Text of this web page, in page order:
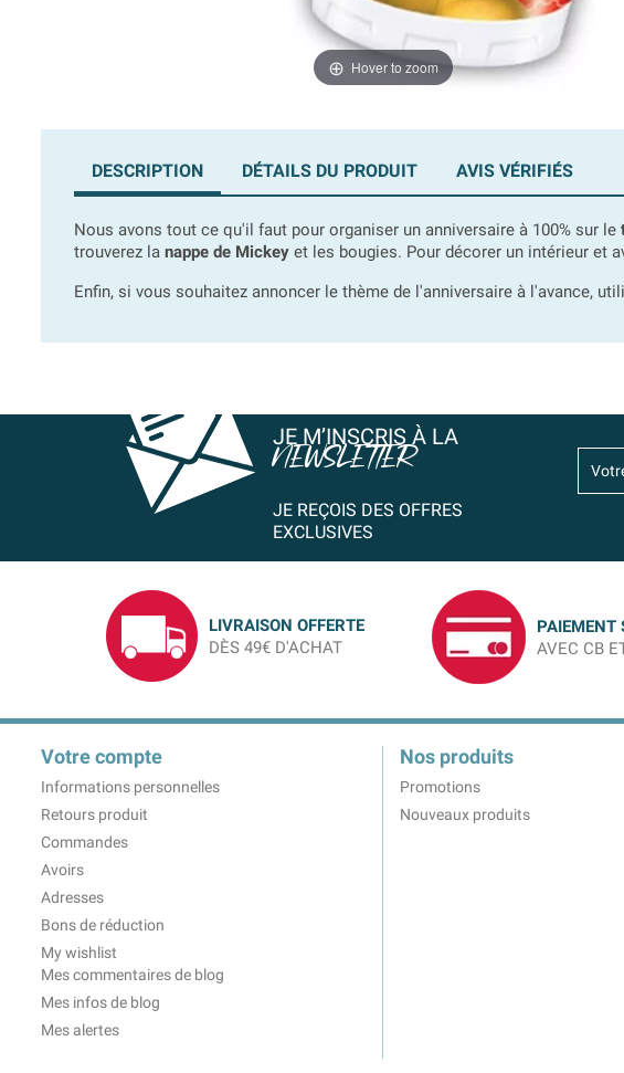
Hover to zoom
DESCRIPTION DÉTAILS DU PRODUIT AVIS VÉRIFIÉS
Nous avons tout ce qu'il faut pour organiser un anniversaire à 100% sur le
trouverez la nappe de Mickey et les bougies. Pour décorer un intérieur et
Enfin, si vous souhaitez annoncer le thème de l'anniversaire à l'avance,
JE M’INSCRIS À LA
NEWSLETTER
JE REÇOIS DES OFFRES
EXCLUSIVES
LIVRAISON OFFERTE
DÈS 49€ D'ACHAT
PAIEMENT
AVEC CB
Votre compte
Informations personnelles
Retours produit
Commandes
Avoirs
Adresses
Bons de réduction
My wishlist
Mes commentaires de blog
Mes infos de blog
Mes alertes
Nos produits
Promotions
Nouveaux produits